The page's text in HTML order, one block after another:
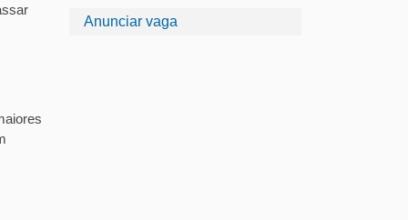
Anunciar vaga